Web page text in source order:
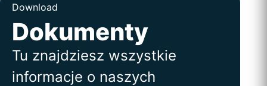
Kontakt
Download
Dokumenty
Tu znajdziesz wszystkie
informacje o naszych